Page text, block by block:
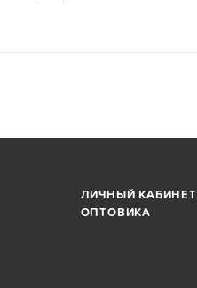
ЛИЧНЫЙ КАБИНЕТ
ОПТОВИКА